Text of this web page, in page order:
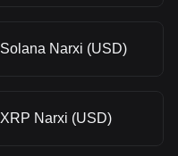
Solana Narxi (USD)
XRP Narxi (USD)